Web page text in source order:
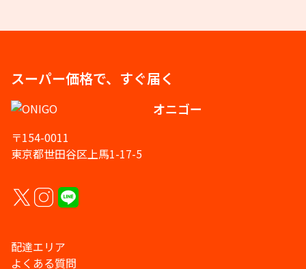
スーパー価格で、すぐ届く
オニゴー
〒154-0011
東京都世田谷区上馬1-17-5
配達エリア
よくある質問